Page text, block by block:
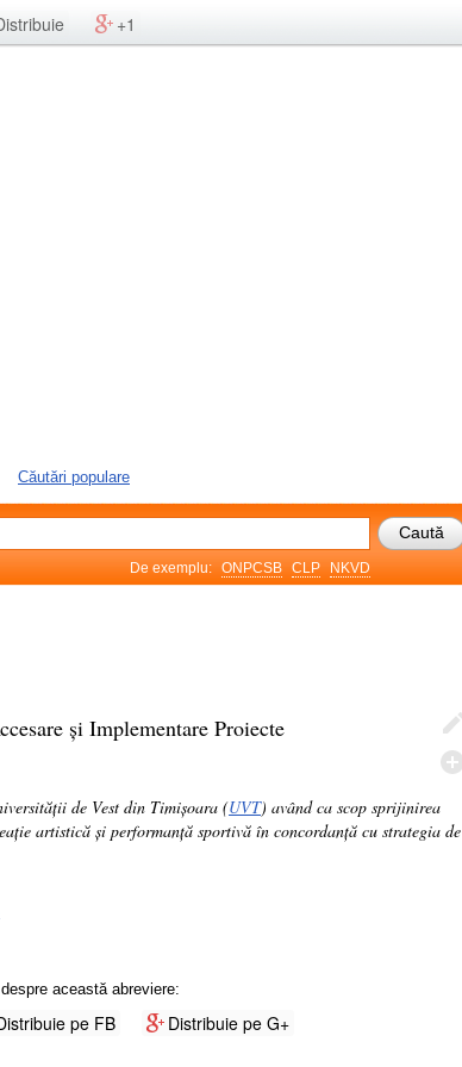
+1
Căutări populare
De exemplu: ONPCSB CLP NKVD
și Implementare Proiecte
de Vest din Timișoara (UVT) având ca scop sprijinirea
artistică și performanță sportivă în concordanță cu strategia de
această abreviere:
pe FB Distribuie pe G+